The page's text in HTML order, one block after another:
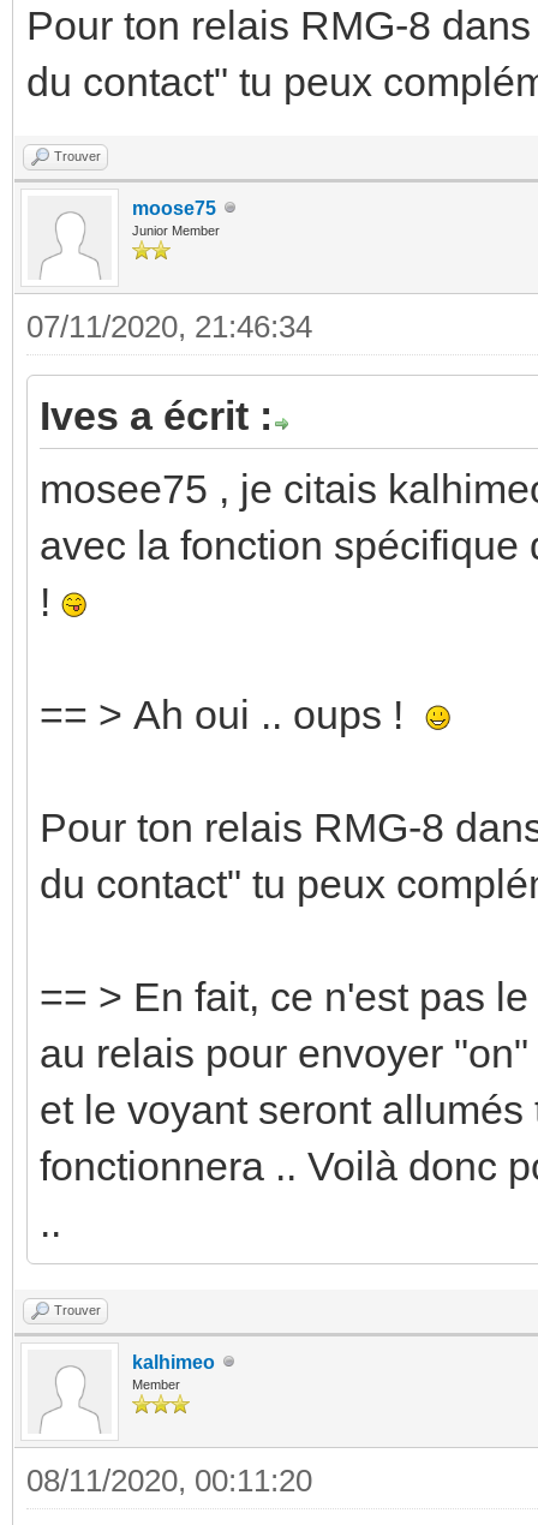
Pour ton relais RMG-8
du contact" tu peux
Trouver
moose75
Junior Member
07/11/2020, 21:46:34
Ives a écrit :
mosee75 , je citais
avec la fonction
!
== > Ah oui .. oups !
Pour ton relais RMG-8
du contact" tu peux
== > En fait, ce n'est pas
au relais pour envoyer
et le voyant seront
fonctionnera .. Voilà donc
..
Trouver
kalhimeo
Member
08/11/2020, 00:11:20